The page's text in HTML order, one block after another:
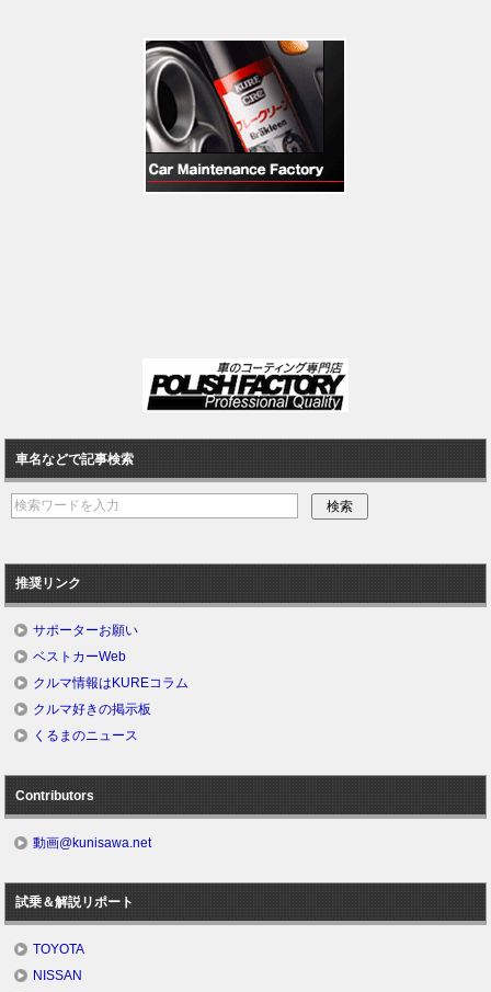
車名などで記事検索
推奨リンク
サポーターお願い
ベストカーWeb
クルマ情報はKUREコラム
クルマ好きの掲示板
くるまのニュース
Contributors
動画@kunisawa.net
試乗＆解説リポート
TOYOTA
NISSAN